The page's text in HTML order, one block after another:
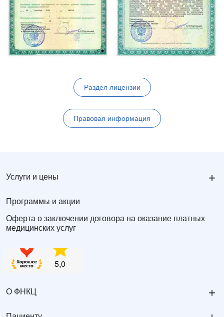
Раздел лицензии
Правовая информация
Услуги и цены +
Программы и акции
Оферта о заключении договора на оказание платных
медицинских услуг
О ФНКЦ +